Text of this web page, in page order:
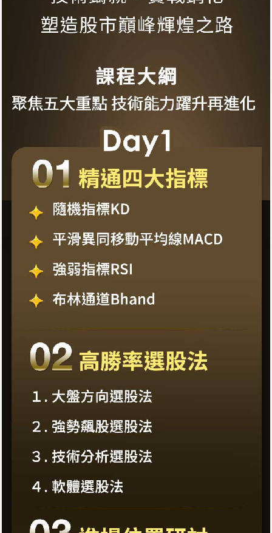
Day2-7【字幕版】當沖停損停利目標及操作
3分56秒
Day2-9【字幕版】隔日沖操盤法
Day2-10【字幕版】當沖實戰範例
30分9秒